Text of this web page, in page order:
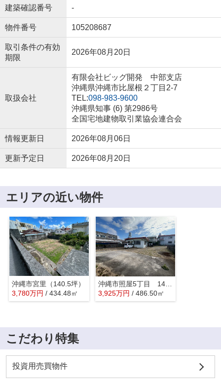
建築確認番号 -
物件番号 105208687
取引条件の有効
期限
2026年08月20日
取扱会社
有限会社ビッグ開発 中部支店
沖縄県沖縄市比屋根２丁目2-7
TEL:098-983-9600
沖縄県知事 (6) 第2986号
全国宅地建物取引業協会連合会
情報更新日 2026年08月06日
更新予定日 2026年08月20日
エリアの近い物件
沖縄市宮里（140.5坪）
3,780万円 / 434.48㎡
沖縄市照屋5丁目 147坪
3,925万円 / 486.50㎡
こだわり特集
投資用売買物件